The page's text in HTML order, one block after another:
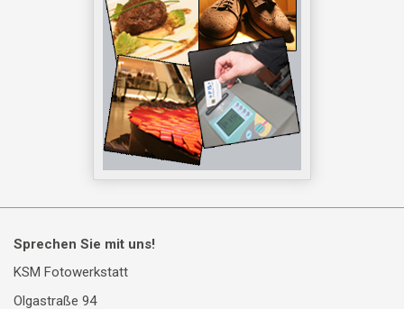
Sprechen Sie mit uns!
KSM Fotowerkstatt
Olgastraße 94